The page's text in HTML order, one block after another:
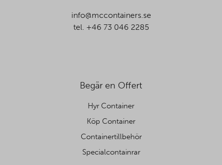
info@mccontainers.se
tel. +46 73 046 2285
Begär en Offert
Hyr Container
Köp Container
Containertillbehör
Specialcontainrar